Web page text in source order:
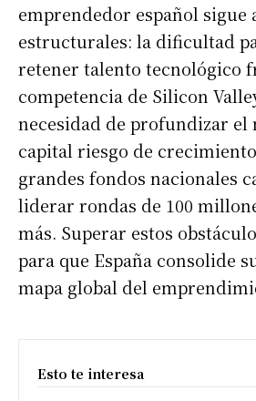
emprendedor español
estructurales: la dificultad
retener talento tecnológico
competencia de Silicon
necesidad de profundizar el
capital riesgo de
grandes fondos nacionales
liderar rondas de 100
más. Superar estos
para que España consolide
mapa global del
Esto te interesa